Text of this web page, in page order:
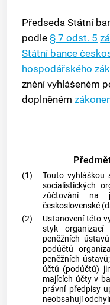
Předseda Státní
podle§ 7 odst. 5
Státní bance
hospodářského
znění vyhlášeném
doplněném
(1)
Touto vyhláškou
socialistických
zúčtování na
československé
(2)
Ustanovení této
styk organizací
peněžních
podúčtů
peněžních
účtů (podúčtů)
majících účty v
právní předpisy
neobsahují